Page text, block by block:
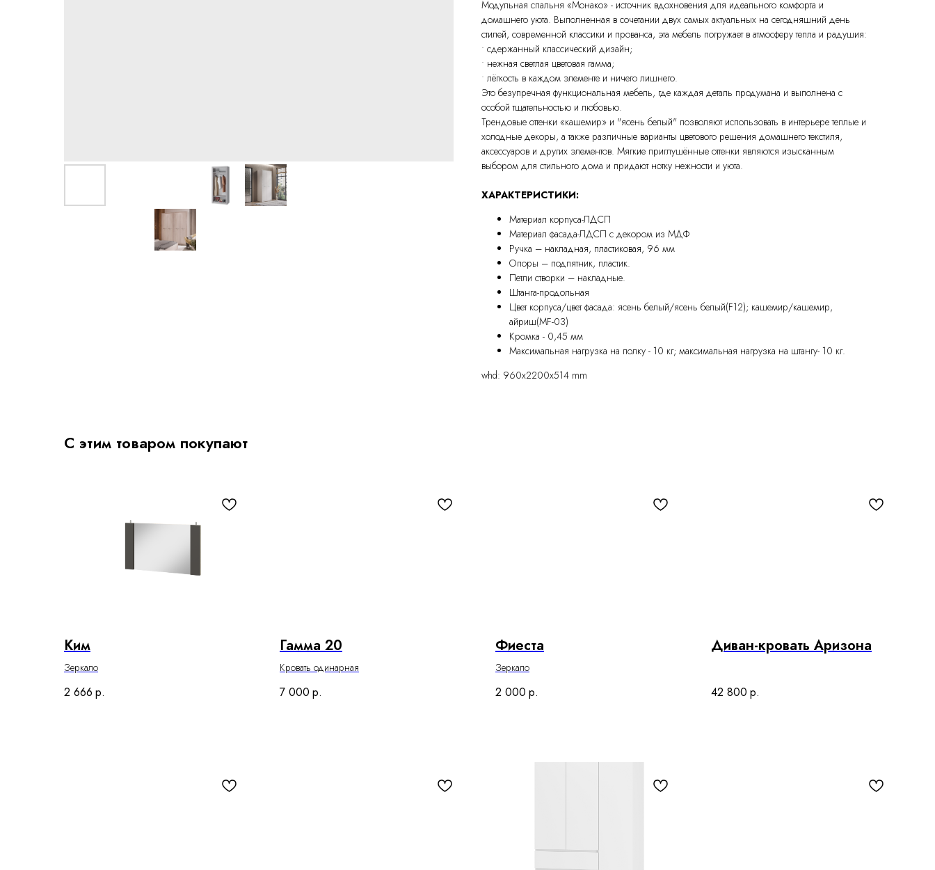
Модульная спальня «Монако» - источник вдохновения для идеального комфорта и
домашнего уюта. Выполненная в сочетании двух самых актуальных на сегодняшний день
стилей, современной классики и прованса, эта мебель погружает в атмосферу тепла и радушия:
• сдержанный классический дизайн;
• нежная светлая цветовая гамма;
• лёгкость в каждом элементе и ничего лишнего.
Это безупречная функциональная мебель, где каждая деталь продумана и выполнена с
особой тщательностью и любовью.
Трендовые оттенки «кашемир» и "ясень белый" позволяют использовать в интерьере теплые и
холодные декоры, а также различные варианты цветового решения домашнего текстиля,
аксессуаров и других элементов. Мягкие приглушённые оттенки являются изысканным
выбором для стильного дома и придают нотку нежности и уюта.
ХАРАКТЕРИСТИКИ:
Материал корпуса-ЛДСП
Материал фасада-ЛДСП с декором из МДФ
Ручка – накладная, пластиковая, 96 мм
Опоры – подпятник, пластик.
Петли створки – накладные.
Штанга-продольная
Цвет корпуса/цвет фасада: ясень белый/ясень белый(F12); кашемир/кашемир,
айриш(MF-03)
Кромка - 0,45 мм
Максимальная нагрузка на полку - 10 кг; максимальная нагрузка на штангу- 10 кг.
whd: 960x2200x514 mm
С этим товаром покупают
Ким
Зеркало
2 666 р.
Гамма 20
Кровать одинарная
7 000 р.
Фиеста
Зеркало
2 000 р.
Диван-кровать Аризона
42 800 р.